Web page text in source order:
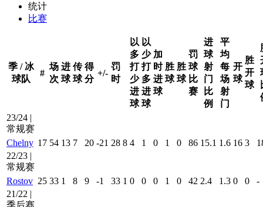
统计
比赛
季 / 冰
球队
#
场
次
进
球
传
球
得
分
+/-
罚
时
以
多
打
少
进
球
以
少
打
多
进
球
加
时
进
球
胜
球
胜
球
罚
球
比
赛
进
球
射
门
比
例
平
均
每
场
射
门
开
球
胜
开
球
23/24 |
常规赛
Chelny 17 54 13 7 20 -21 28 8 4 1 0 1 0 86 15.1 1.6 16 3
22/23 |
常规赛
Rostov 25 33 1 8 9 -1 33 1 0 0 0 1 0 42 2.4 1.3 0 0
-
21/22 |
季后赛